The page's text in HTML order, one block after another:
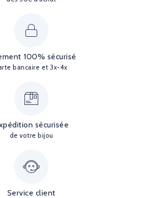
100% sécurisé
bancaire et 3x-4x
sécurisée
de votre bijou
Service client